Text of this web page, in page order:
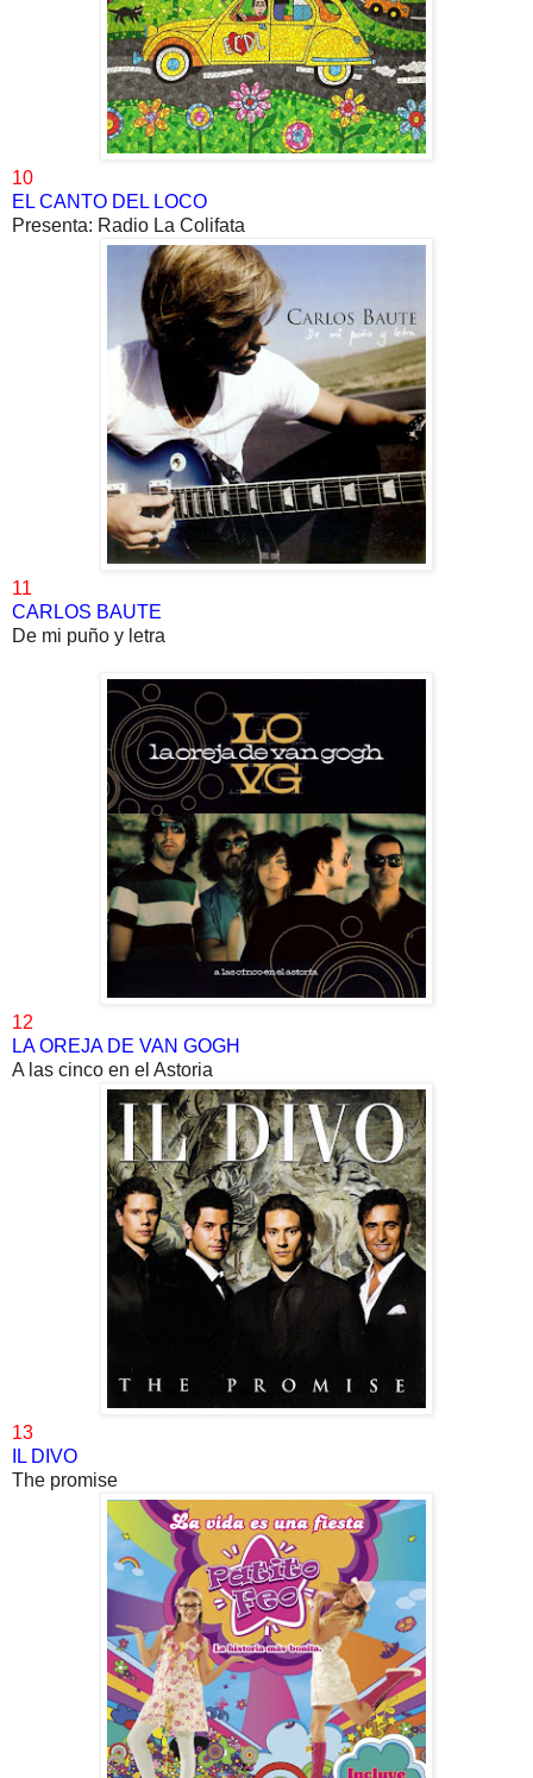
10
EL CANTO DEL LOCO
Presenta: Radio La Colifata
11
CARLOS BAUTE
De mi puño y letra
12
LA OREJA DE VAN GOGH
A las cinco en el Astoria
13
IL DIVO
The promise